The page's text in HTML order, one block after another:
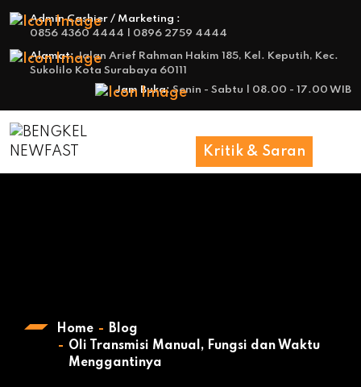
Admin Cashier / Marketing :
0856 4360 4444 | 0896 2759 4444
Alamat:Jalan Arief Rahman Hakim 185, Kel. Keputih, Kec.
Sukolilo Kota Surabaya 60111
Jam Buka:Senin - Sabtu | 08.00 - 17.00 WIB
Kritik & Saran
Home
Blog
Oli Transmisi Manual, Fungsi dan Waktu
Menggantinya